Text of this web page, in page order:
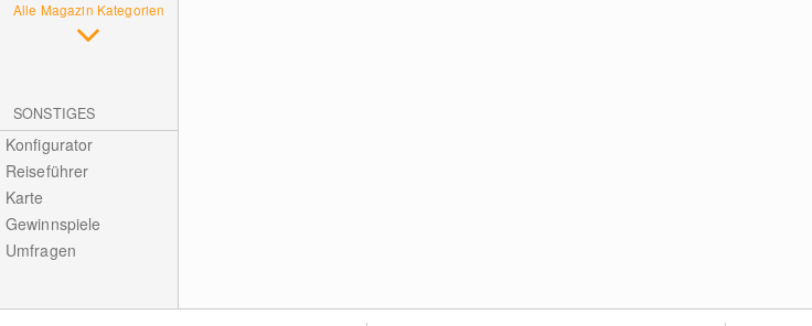
Alle Magazin Kategorien
SONSTIGES
Konfigurator
Reiseführer
Karte
Gewinnspiele
Umfragen